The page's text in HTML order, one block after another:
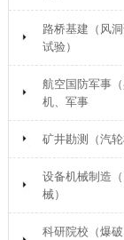
路桥基建（风
试验）
航空国防军事
机、军事
矿井勘测（汽
设备机械制造
械）
科研院校（爆